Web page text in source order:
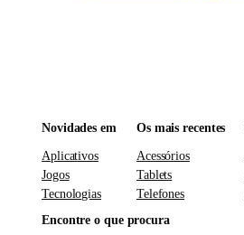
Novidades em
Aplicativos
Jogos
Tecnologias
Os mais recentes
Acessórios
Tablets
Telefones
Encontre o que procura